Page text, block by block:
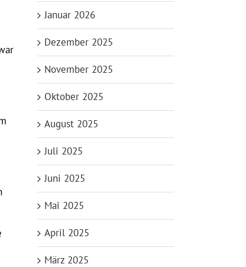
Januar 2026
Dezember 2025
November 2025
Oktober 2025
August 2025
Juli 2025
Juni 2025
Mai 2025
April 2025
März 2025